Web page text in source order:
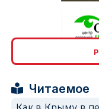
Читаемое